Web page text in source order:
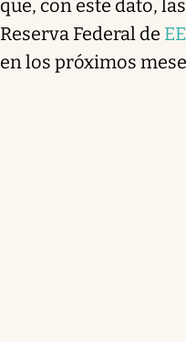
que, con este dato,
Reserva Federal de
en los próximos